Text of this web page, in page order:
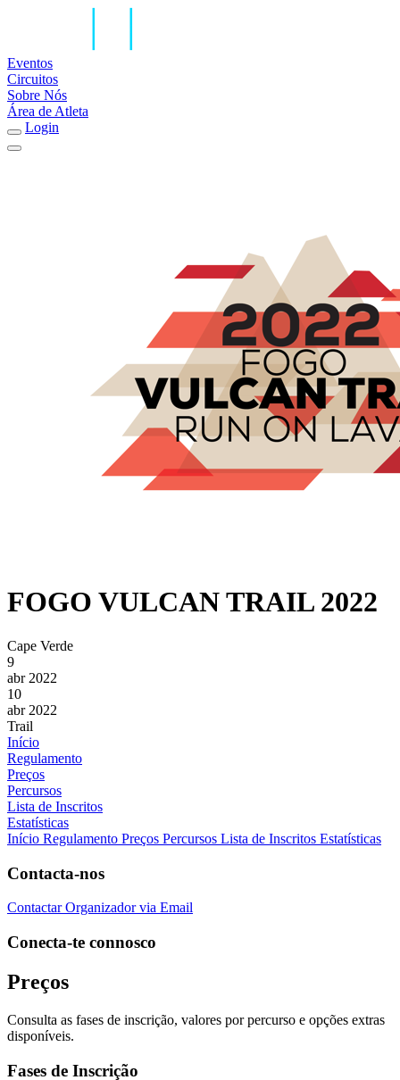
Eventos
Circuitos
Sobre Nós
Área de Atleta
Login
FOGO VULCAN TRAIL 2022
Cape Verde
9
abr 2022
10
abr 2022
Trail
Início
Regulamento
Preços
Percursos
Lista de Inscritos
Estatísticas
Início Regulamento Preços Percursos Lista de Inscritos Estatísticas
Contacta-nos
Contactar Organizador via Email
Conecta-te connosco
Preços
Consulta as fases de inscrição, valores por percurso e opções extras
disponíveis.
Fases de Inscrição